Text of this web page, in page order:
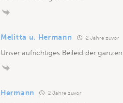
Melitta u. Hermann 2 Jahre zuvor
Unser aufrichtiges Beileid der
Hermann 2 Jahre zuvor